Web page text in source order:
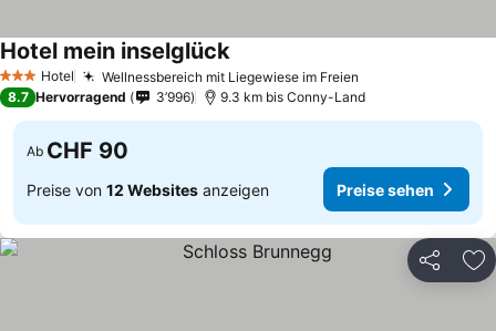
3 SterneHotel Wellnessbereich mit Liegewiese im Freien
Hotel mein inselglückPreise sehen
8.7 Hervorragend 3’996 9.3 km bis Conny-Land
Ab CHF 90
Preise von 12 Websites anzeigen Preise sehen
Teilen